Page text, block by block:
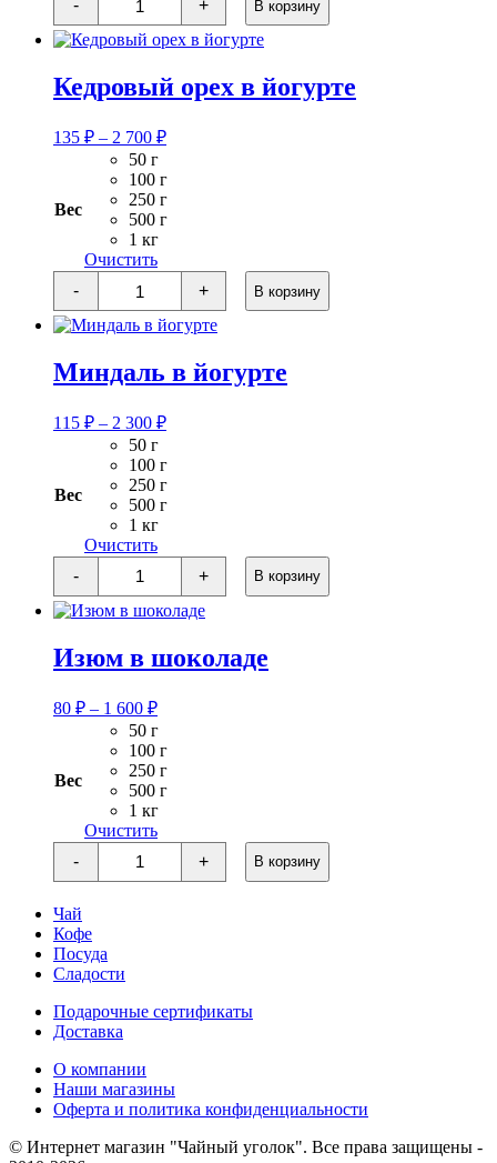
-
товара
Арахис
в
+ В корзину
Кедровый орех в йогурте
135 ₽ – 2 700 ₽Диапазон
135 ₽
–
2
Вес
50 г
100 г
250 г
500 г
1 кг
Очистить
-
Количество
товара
Кедровый
орех
йогурте
+ В корзину
Миндаль в йогурте
115 ₽ – 2 300 ₽Диапазон
115 ₽
–
2
Вес
50 г
100 г
250 г
500 г
1 кг
Очистить
-
Количество
товара
Миндаль
в
+ В корзину
Изюм в шоколаде
80 ₽ – 1 600 ₽Диапазон
цен:
80 ₽
–
1
600 ₽
Вес
50 г
100 г
250 г
500 г
1 кг
Очистить
-
Количество
товара
Изюм
+ В корзину
Чай
Кофе
Посуда
Сладости
Подарочные сертификаты
Доставка
О компании
Наши магазины
Оферта и политика конфиденциальности
© Интернет магазин "Чайный уголок". Все права защищены -